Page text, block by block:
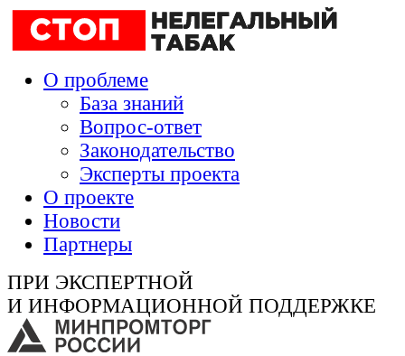
О проблеме
База знаний
Вопрос-ответ
Законодательство
Эксперты проекта
О проекте
Новости
Партнеры
ПРИ ЭКСПЕРТНОЙ
И ИНФОРМАЦИОННОЙ ПОДДЕРЖКЕ